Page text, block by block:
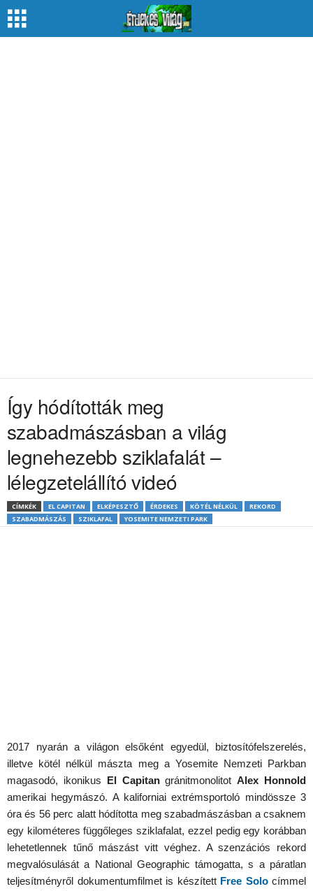
Így hódították meg
szabadmászásban a világ
legnehezebb sziklafalát –
lélegzetelállító videó
CÍMKÉK EL CAPITAN ELKÉPESZTŐ ÉRDEKES KÖTÉL NÉLKÜL
REKORD
SZABADMÁSZÁS
SZIKLAFAL YOSEMITE NEMZETI PARK
2017 nyarán a világon elsőként egyedül, biztosítófelszerelés,
illetve kötél nélkül mászta meg a Yosemite Nemzeti Parkban
magasodó, ikonikus El CapitangránitmonolitotAlex Honnold
amerikai hegymászó. A kaliforniai extrémsportoló mindössze 3
óra és 56 perc alatt hódította meg szabadmászásban a csaknem
egy kilométeres függőleges sziklafalat, ezzel pedig egy korábban
lehetetlennek tűnő mászást vitt véghez. A szenzációs rekord
megvalósulását a National Geographic támogatta, s a páratlan
teljesítményről dokumentumfilmet is készített Free Solocímmel